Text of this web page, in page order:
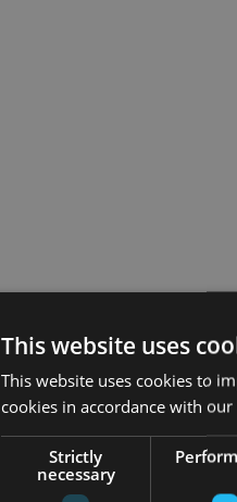
This website uses
This website uses cookies to
cookies in accordance with our
Strictly
necessary